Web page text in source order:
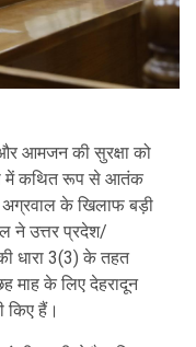
आमजन की सुरक्षा को
में कथित रूप से आतंक
के खिलाफ बड़ी
ने उत्तर प्रदेश/
धारा 3(3) के तहत
माह के लिए देहरादून
किए हैं।